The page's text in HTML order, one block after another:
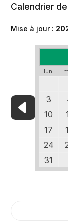
Calendrier
Mise à jour :
lun.
3
10
17
24
31